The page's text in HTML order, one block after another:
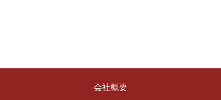
会社概要